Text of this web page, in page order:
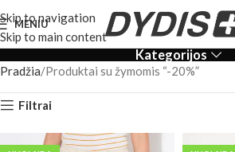
Skip to navigation
Skip to main content
MENIU
Kategorijos
Pradžia Produktai su žymomis “-20%”
Filtrai